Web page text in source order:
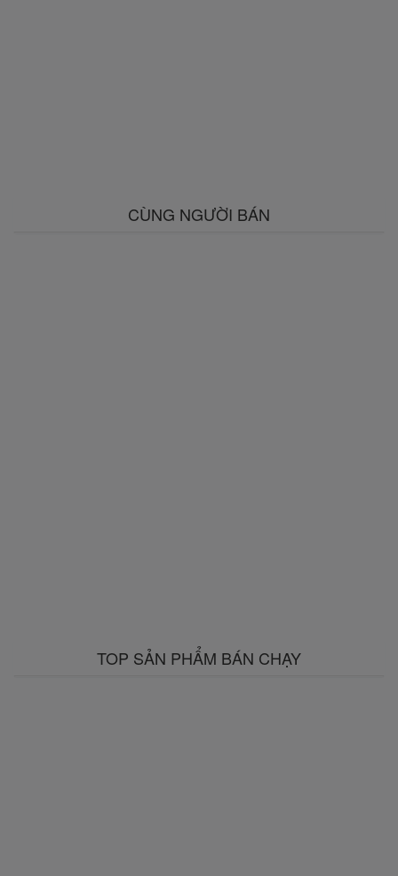
CÙNG NGƯỜI BÁN
TOP SẢN PHẨM BÁN CHẠY